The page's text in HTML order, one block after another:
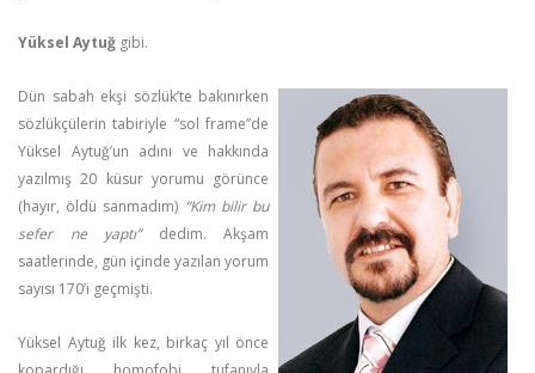
Yüksel Aytuğ gibi.
Dün sabah ekşi sözlük’te bakınırken
sözlükçülerin tabiriyle “sol frame”de
Yüksel Aytuğ’un adını ve hakkında
yazılmış 20 küsur yorumu görünce
(hayır, öldü sanmadım) “Kim bilir bu
sefer ne yaptı”dedim. Akşam
saatlerinde, gün içinde yazılan yorum
sayısı 170’i geçmişti.
Yüksel Aytuğ ilk kez, birkaç yıl önce